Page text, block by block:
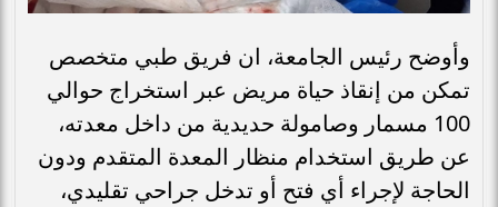
وأوضح رئيس الجامعة، ان فريق طبي متخصص
تمكن من إنقاذ حياة مريض عبر استخراج حوالي
100 مسمار وصامولة حديدية من داخل معدته،
عن طريق استخدام منظار المعدة المتقدم ودون
الحاجة لإجراء أي فتح أو تدخل جراحي تقليدي،